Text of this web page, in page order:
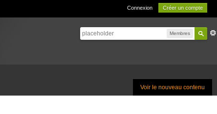
Connexion Créer un compte
Membres
Voir le nouveau contenu